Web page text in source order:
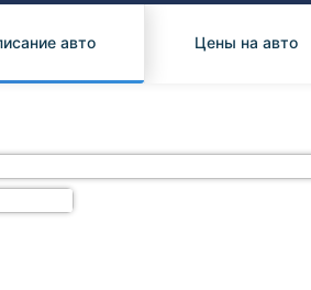
Subaru
авто Цены на авто